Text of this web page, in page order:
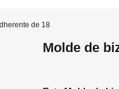
de 18
Molde de